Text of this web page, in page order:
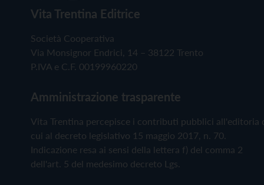
Vita Trentina Editrice
Società Cooperativa
Via Monsignor Endrici, 14 – 38122 Trento
P.IVA e C.F. 00199960220
Amministrazione trasparente
Vita Trentina percepisce i contributi pubblici all'editoria
cui al decreto legislativo 15 maggio 2017, n. 70.
Indicazione resa ai sensi della lettera f) del comma 2
dell'art. 5 del medesimo decreto Lgs.